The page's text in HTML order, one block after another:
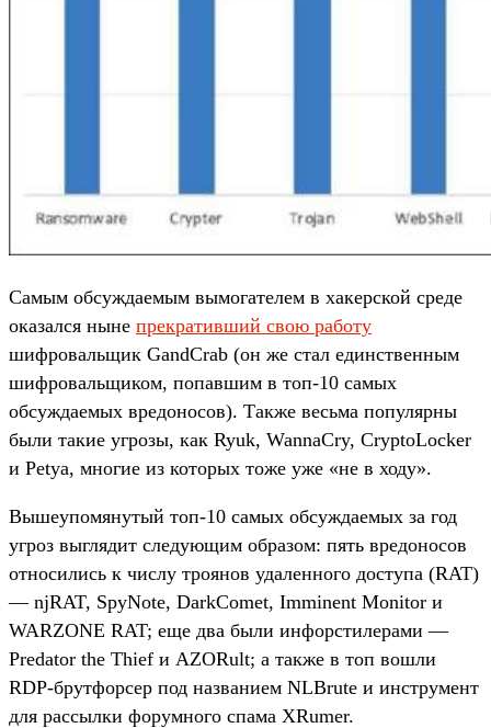
Самым обсуждаемым вымогателем в хакерской среде
оказался ныне прекративший свою работу
шифровальщик GandCrab (он же стал единственным
шифровальщиком, попавшим в топ-10 самых
обсуждаемых вредоносов). Также весьма популярны
были такие угрозы, как Ryuk, WannaCry, CryptoLocker
и Petya, многие из которых тоже уже «не в ходу».
Вышеупомянутый топ-10 самых обсуждаемых за год
угроз выглядит следующим образом: пять вредоносов
относились к числу троянов удаленного доступа (RAT)
— njRAT, SpyNote, DarkComet, Imminent Monitor и
WARZONE RAT; еще два были инфорстилерами —
Predator the Thief и AZORult; а также в топ вошли
RDP-брутфорсер под названием NLBrute и инструмент
для рассылки форумного спама XRumer.